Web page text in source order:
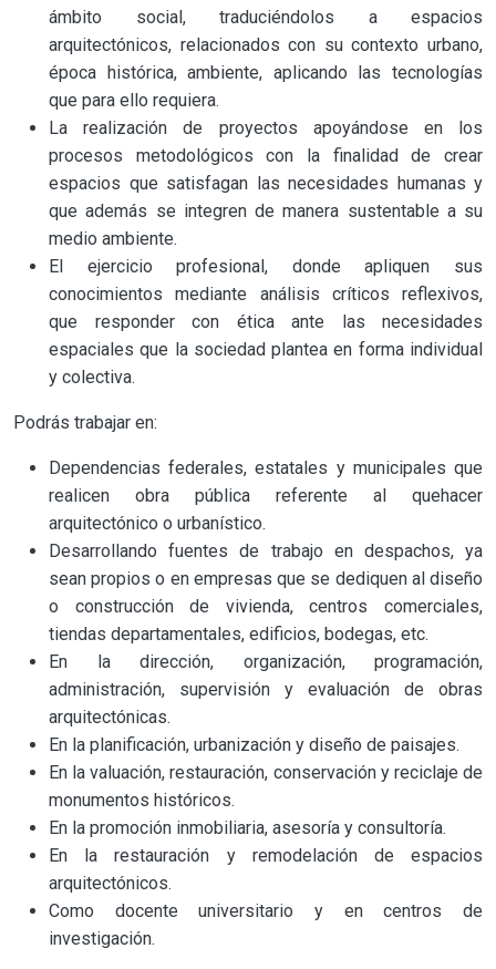
ámbito social, traduciéndolos a espacios
arquitectónicos, relacionados con su contexto urbano,
época histórica, ambiente, aplicando las tecnologías
que para ello requiera.
La realización de proyectos apoyándose en los
procesos metodológicos con la finalidad de crear
espacios que satisfagan las necesidades humanas y
que además se integren de manera sustentable a su
medio ambiente.
El ejercicio profesional, donde apliquen sus
conocimientos mediante análisis críticos reflexivos,
que responder con ética ante las necesidades
espaciales que la sociedad plantea en forma individual
y colectiva.
Podrás trabajar en:
Dependencias federales, estatales y municipales que
realicen obra pública referente al quehacer
arquitectónico o urbanístico.
Desarrollando fuentes de trabajo en despachos, ya
sean propios o en empresas que se dediquen al diseño
o construcción de vivienda, centros comerciales,
tiendas departamentales, edificios, bodegas, etc.
En la dirección, organización, programación,
administración, supervisión y evaluación de obras
arquitectónicas.
En la planificación, urbanización y diseño de paisajes.
En la valuación, restauración, conservación y reciclaje de
monumentos históricos.
En la promoción inmobiliaria, asesoría y consultoría.
En la restauración y remodelación de espacios
arquitectónicos.
Como docente universitario y en centros de
investigación.